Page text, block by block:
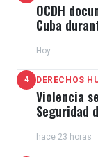
OCDH
Cuba
Hoy
4 DERECHOS
Violencia
Seguridad
hace 23 horas